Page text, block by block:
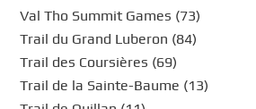
Val Tho Summit Games (73)
Trail du Grand Luberon (84)
Trail des Coursières (69)
Trail de la Sainte-Baume (13)